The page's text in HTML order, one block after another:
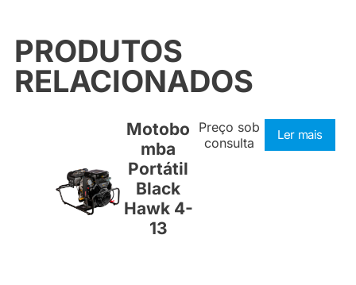
PRODUTOS
RELACIONADOS
Motobo
mba
Portátil
Black
Hawk 4-
13
Preço sob
consulta
Ler mais